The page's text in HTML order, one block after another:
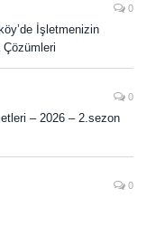
0
İşletmenizin
Çözümleri
0
– 2026 – 2.sezon
0